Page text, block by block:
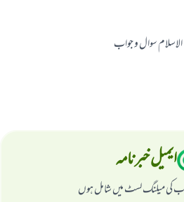
الاسلام سوال و جواب
ایمیل خبرنامہ
کی میلنگ لسٹ میں شامل ہوں